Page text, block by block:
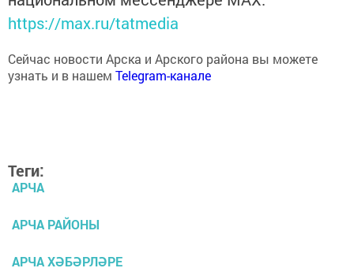
https://max.ru/tatmedia
узнать и в нашемTelegram-канале
АРЧА
АРЧА РАЙОНЫ